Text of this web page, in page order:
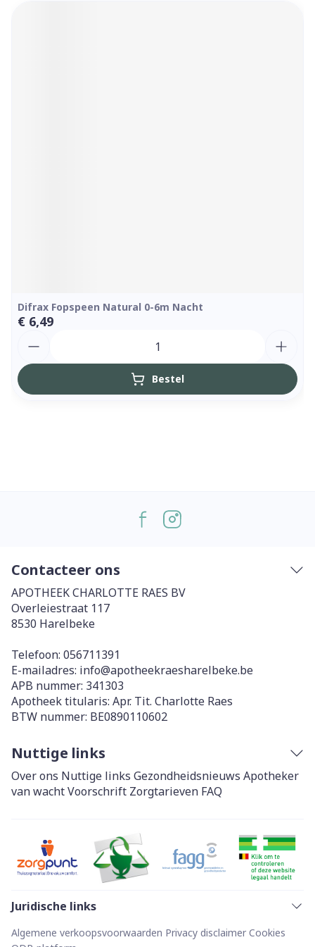
Difrax Fopspeen Natural 0-6m Nacht
€ 6,49
Bestel
Contacteer ons
APOTHEEK CHARLOTTE RAES BV
Overleiestraat 117
8530 Harelbeke
Telefoon: 056711391
E-mailadres: info@apotheekraesharelbeke.be
APB nummer: 341303
Apotheek titularis: Apr. Tit. Charlotte Raes
BTW nummer: BE0890110602
Nuttige links
Over ons Nuttige links Gezondheidsnieuws Apotheker
van wachtVoorschrift Zorgtarieven FAQ
Juridische links
Algemene verkoopsvoorwaarden Privacy disclaimer Cookies